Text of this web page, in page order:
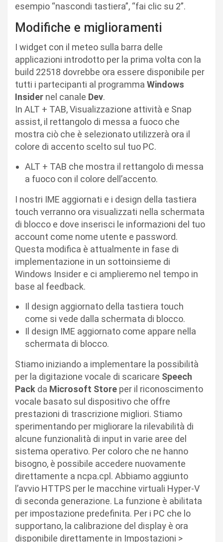
esempio “nascondi tastiera”, “fai clic su 2”.
Modifiche e miglioramenti
I widget con il meteo sulla barra delle
applicazioni introdotto per la prima volta con la
build 22518 dovrebbe ora essere disponibile per
tutti i partecipanti al programma Windows
Insider nel canale Dev.
In ALT + TAB, Visualizzazione attività e Snap
assist, il rettangolo di messa a fuoco che
mostra ciò che è selezionato utilizzerà ora il
colore di accento scelto sul tuo PC.
ALT + TAB che mostra il rettangolo di messa
a fuoco con il colore dell’accento.
I nostri IME aggiornati e i design della tastiera
touch verranno ora visualizzati nella schermata
di blocco e dove inserisci le informazioni del tuo
account come nome utente e password.
Questa modifica è attualmente in fase di
implementazione in un sottoinsieme di
Windows Insider e ci amplieremo nel tempo in
base al feedback.
Il design aggiornato della tastiera touch
come si vede dalla schermata di blocco.
Il design IME aggiornato come appare nella
schermata di blocco.
Stiamo iniziando a implementare la possibilità
per la digitazione vocale di scaricare Speech
Pack da Microsoft Store per il riconoscimento
vocale basato sul dispositivo che offre
prestazioni di trascrizione migliori. Stiamo
sperimentando per migliorare la rilevabilità di
alcune funzionalità di input in varie aree del
sistema operativo. Per coloro che ne hanno
bisogno, è possibile accedere nuovamente
direttamente a ncpa.cpl. Abbiamo aggiunto
l’avvio HTTPS per le macchine virtuali Hyper-V
di seconda generazione. La funzione è abilitata
per impostazione predefinita. Per i PC che lo
supportano, la calibrazione del display è ora
disponibile direttamente in Impostazioni >